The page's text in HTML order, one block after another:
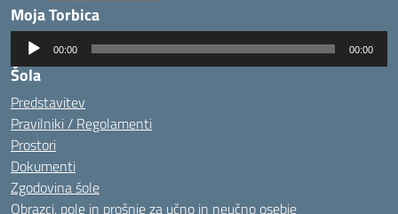
Moja Torbica
Predvajalnik
zvoka
00:00 00:00
Šola
Predstavitev
Pravilniki / Regolamenti
Prostori
Dokumenti
Zgodovina šole
Obrazci, pole in prošnje za učno in neučno osebje